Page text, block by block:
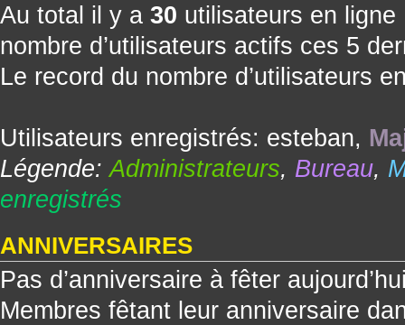
Au total il y a 30 utilisateurs en
nombre d’utilisateurs actifs ces 5
Le record du nombre d’utilisateurs
Utilisateurs enregistrés: esteban,
Légende:Administrateurs, Bureau,
enregistrés
ANNIVERSAIRES
Pas d’anniversaire à fêter
Membres fêtant leur anniversaire